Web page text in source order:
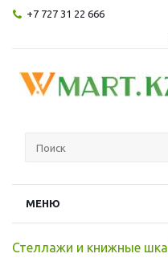
+7 727 31 22 666
МЕНЮ
Стеллажи и книжные